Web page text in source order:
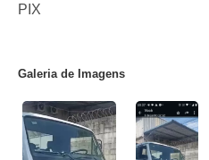
PIX
Galeria de Imagens